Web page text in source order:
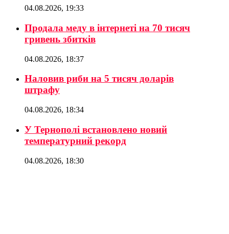
04.08.2026, 19:33
Продала меду в інтернеті на 70 тисяч
гривень збитків
04.08.2026, 18:37
Наловив риби на 5 тисяч доларів
штрафу
04.08.2026, 18:34
У Тернополі встановлено новий
температурний рекорд
04.08.2026, 18:30